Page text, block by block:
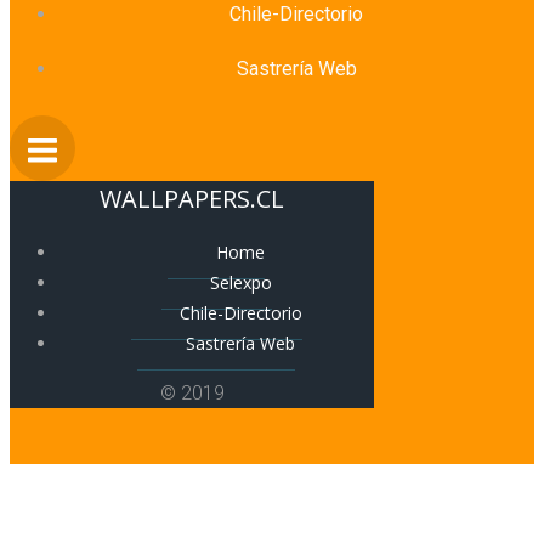
Chile-Directorio
Sastrería Web
WALLPAPERS.CL
Home
Selexpo
Chile-Directorio
Sastrería Web
© 2019